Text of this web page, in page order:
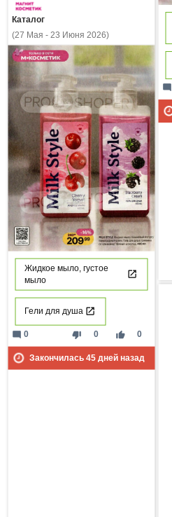
mode_comment
Каталог
(27 Мая - 23 Июня 2026)
Жидкое мыло, густое
мыло
Гели для душа
thumb_down 0 thumb_up 0
mode_comment 0
Закончилась 45дней назад